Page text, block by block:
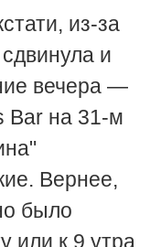
из-за
и
вечера —
Bar на 31-м
Вернее,
было
или к 9 утра